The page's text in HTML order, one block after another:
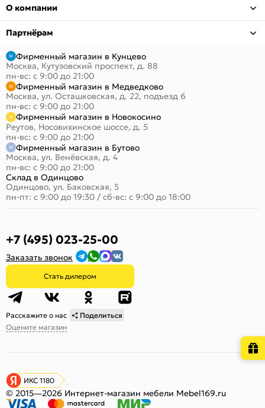
О компании
Партнёрам
Фирменный магазин в Кунцево
Москва, Кутузовский проспект, д. 88
пн-вс: с 9:00 до 21:00
Фирменный магазин в Медведково
Москва, ул. Осташковская, д. 22, подъезд 6
пн-вс: с 9:00 до 21:00
Фирменный магазин в Новокосино
Реутов, Носовихинское шоссе, д. 5
пн-вс: с 9:00 до 21:00
Фирменный магазин в Бутово
Москва, ул. Венёвская, д. 4
пн-вс: с 9:00 до 21:00
Склад в Одинцово
Одинцово, ул. Баковская, 5
пн-пт: с 9:00 до 19:30 / сб-вс: с 9:00 до 18:00
+7 (495) 023-25-00
Заказать звонок
Стать дилером
Расскажите о нас
Поделиться
Оцените магазин
ИКС 1180
© 2015—2026 Интернет-магазин мебели Mebel169.ru